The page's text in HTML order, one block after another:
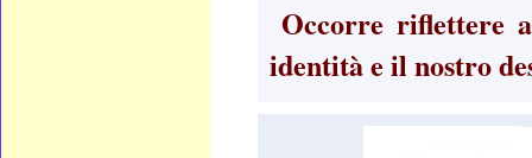
Occorre riflettere
identità e il nostro